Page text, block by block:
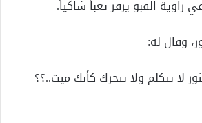
القبو يزفر تعباً شاكياً.
وقال له:
لا تتكلم ولا تتحرك كأنك ميت..؟؟